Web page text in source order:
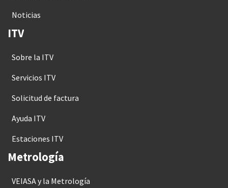
Noticias
ITV
Sobre la ITV
Servicios ITV
Solicitud de factura
Ayuda ITV
Estaciones ITV
Metrología
VEIASA y la Metrología